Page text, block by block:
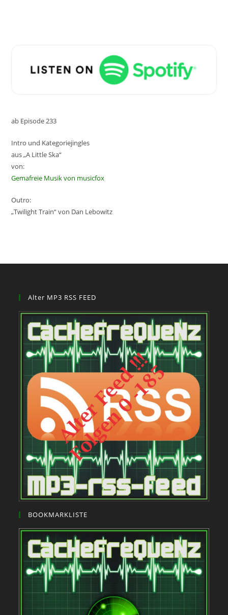
ab Episode 233
Intro und Kategoriejingles
aus „A Little Ska“
von:
Gemafreie Musik von musicfox
Outro:
„Twilight Train“ von Dan Lebowitz
Alter MP3 RSS FEED
BOOKMARKLISTE